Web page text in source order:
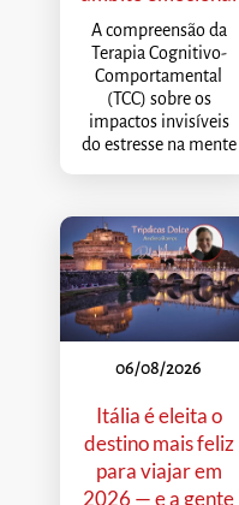
A compreensão da
Terapia Cognitivo-
Comportamental
(TCC) sobre os
impactos invisíveis
do estresse na mente
06/08/2026
Itália é eleita o
destino mais feliz
para viajar em
2026 — e a gente